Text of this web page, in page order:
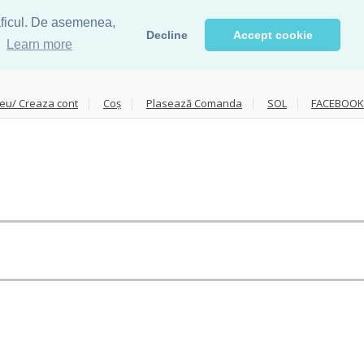
De asemenea,
Learn more
Decline Accept cookie
Creaza cont Coș Plasează Comanda SOL FACEBOOK